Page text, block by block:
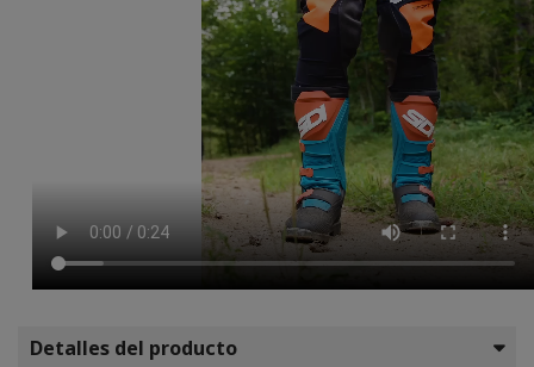
Detalles del producto